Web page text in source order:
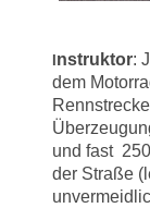
nstruktor:
dem
Überzeu
und fast
der Straße